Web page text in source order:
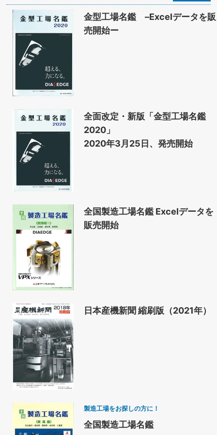
金型工場名鑑 –Excelデータを販
売開始ー
全面改定・新版「金型工場名鑑
2020」
2020年3月25日、発売開始
全国製造工場名鑑 Excelデータを
販売開始
日本産機新聞 縮刷版（2021年）
製造工場をお探しの方に！
全国製造工場名鑑